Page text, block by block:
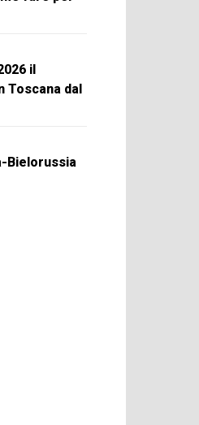
il
Toscana dal
Bielorussia